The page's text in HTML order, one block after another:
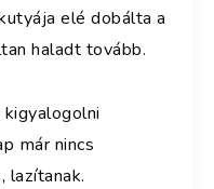
elé dobálta a
haladt tovább.
már nincs
lazítanak.